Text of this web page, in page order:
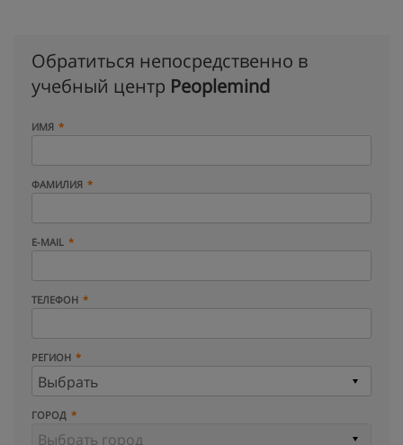
Обратиться непосредственно в
учебный центр Peoplemind
ИМЯ
ФАМИЛИЯ
E-MAIL
ТЕЛЕФОН
РЕГИОН
ГОРОД